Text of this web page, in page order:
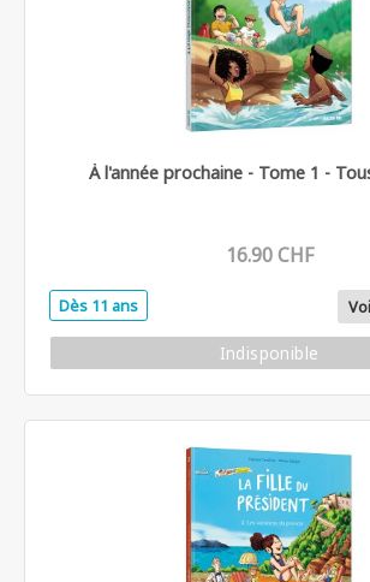
À l'année prochaine - Tome 1 -
16.90 CHF
Dès 11 ans
Indisponible